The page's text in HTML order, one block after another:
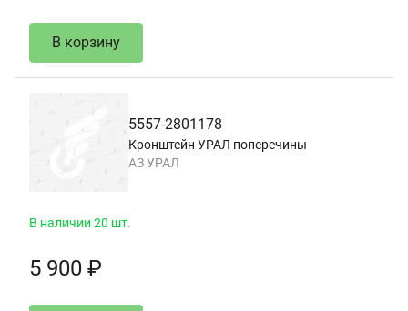
В корзину
5557-2801178
Кронштейн УРАЛ поперечины
АЗ УРАЛ
В наличии 20 шт.
5 900 ₽